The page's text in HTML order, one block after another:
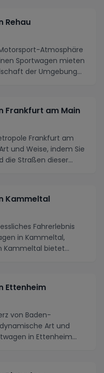
Rehau
Atmosphäre
Sportwagen mieten
der Umgebung...
Frankfurt am Main
Frankfurt am
und Weise, indem Sie
Straßen dieser...
Kammeltal
Fahrerlebnis
in Kammeltal,
Kammeltal bietet
Ettenheim
von Baden-
Art und
in Ettenheim